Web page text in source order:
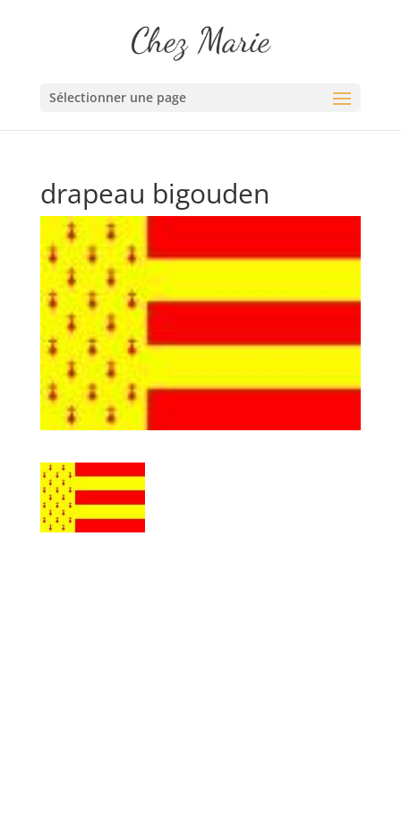
Sélectionner une page
drapeau bigouden